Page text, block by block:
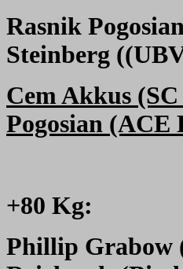
Rasnik
Steinberg
Cem Akkus
Pogosian (ACE
+80 Kg:
Phillip Grabow